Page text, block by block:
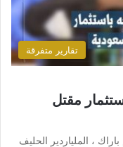
تقارير متفرقة
مقتل
، الملياردير الحليف